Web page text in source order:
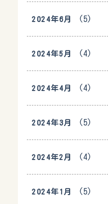
2024年6月 (5)
2024年5月 (4)
2024年4月 (4)
2024年3月 (5)
2024年2月 (4)
2024年1月 (5)